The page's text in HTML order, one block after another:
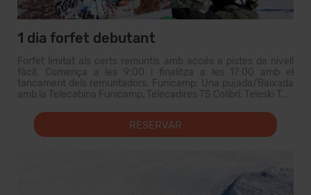
1 dia forfet debutant
Forfet limitat als certs remuntis amb accés a pistes de nivell
fàcil. Comença a les 9:00 i finalitza a les 17:00 amb el
tancament dels remuntadors. Funicamp: Una pujada/Baixada
amb la Telecabina Funicamp, Telecadires TS Colibrí, Teleski T...
RESERVAR